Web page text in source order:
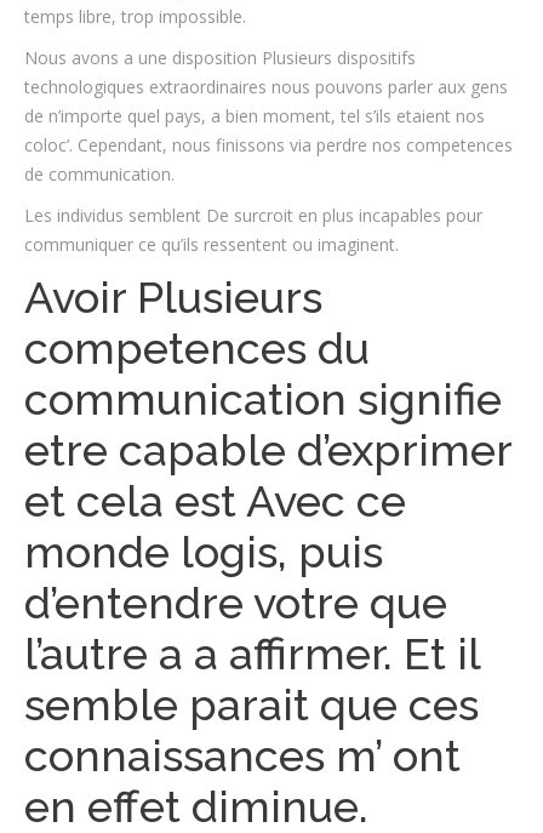
temps libre, trop impossible.
Nous avons a une disposition Plusieurs dispositifs
technologiques extraordinaires nous pouvons parler aux gens
de n’importe quel pays, a bien moment, tel s’ils etaient nos
coloc’. Cependant, nous finissons via perdre nos competences
de communication.
Les individus semblent De surcroit en plus incapables pour
communiquer ce qu’ils ressentent ou imaginent.
Avoir Plusieurs
competences du
communication signifie
etre capable d’exprimer
et cela est Avec ce
monde logis, puis
d’entendre votre que
l’autre a a affirmer. Et il
semble parait que ces
connaissances m’ ont
en effet diminue.